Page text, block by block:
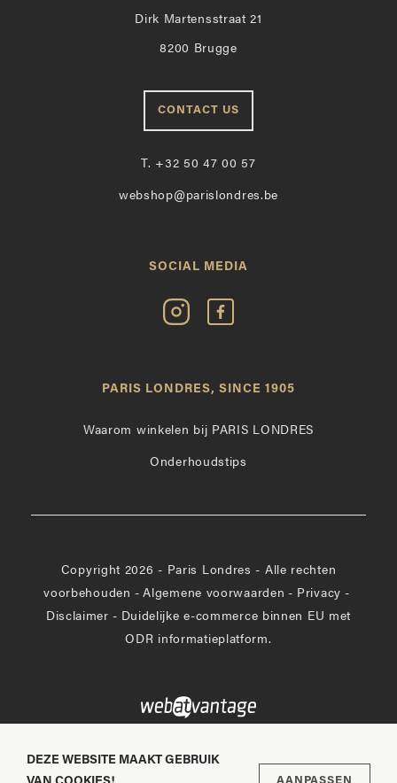
Dirk Martensstraat 21
8200 Brugge
CONTACT US
T. +32 50 47 00 57
webshop@parislondres.be
SOCIAL MEDIA
Volg
Paris
Instagram
Vind
op
PARIS LONDRES, SINCE 1905
Waarom winkelen bij PARIS LONDRES
Onderhoudstips
Copyright 2026 - Paris Londres - Alle rechten
voorbehouden - Algemene voorwaarden - Privacy -
Disclaimer - Duidelijke e-commerce binnen EU met
ODR informatieplatform.
DEZE WEBSITE MAAKT GEBRUIK